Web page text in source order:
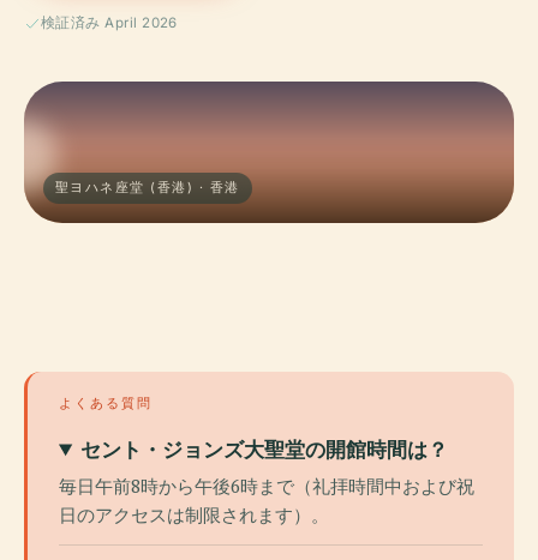
検証済み April 2026
聖ヨハネ座堂 (香港) · 香港
よくある質問
セント・ジョンズ大聖堂の開館時間は？
毎日午前8時から午後6時まで（礼拝時間中および祝
日のアクセスは制限されます）。